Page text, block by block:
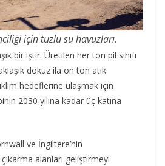
için tuzlu su havuzları.
bir iştir. Üretilen her ton pil sınıfı
dokuz ila on ton atık
hedeflerine ulaşmak için
2030 yılına kadar üç katına
ve İngiltere’nin
alanları geliştirmeyi